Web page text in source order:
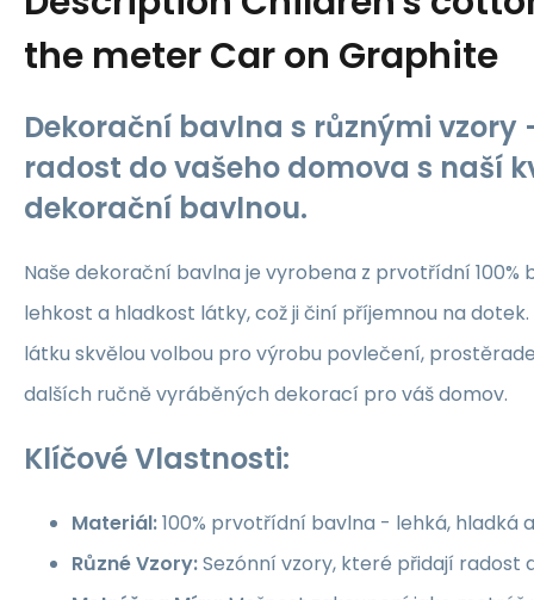
the meter Car on Graphite
Dekorační bavlna s různými vzory
radost do vašeho domova s naší
dekorační bavlnou.
Naše dekorační bavlna je vyrobena z prvotřídní 100%
lehkost a hladkost látky, což ji činí příjemnou na
látku skvělou volbou pro výrobu povlečení,
dalších ručně vyráběných dekorací pro váš domov.
Klíčové Vlastnosti:
Materiál:100% prvotřídní bavlna - lehká, hladká
Různé Vzory:Sezónní vzory, které přidají radost